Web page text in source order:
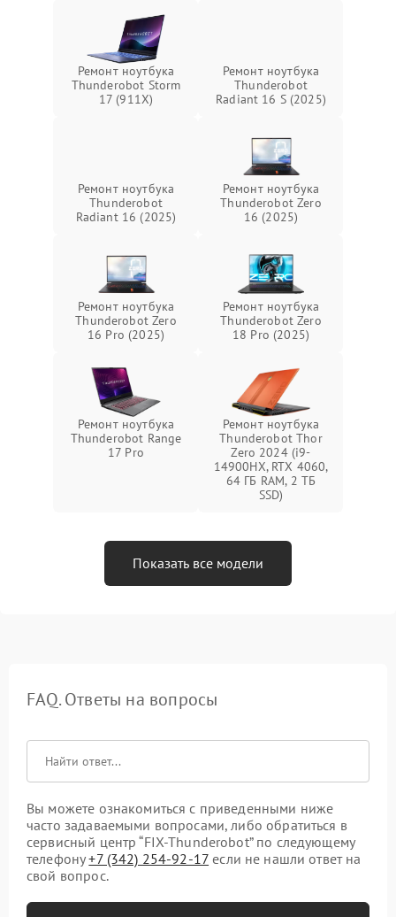
Ремонт ноутбука
Thunderobot Storm
17 (911X)
Ремонт ноутбука
Thunderobot
Radiant 16 S (2025)
Ремонт ноутбука
Thunderobot
Radiant 16 (2025)
Ремонт ноутбука
Thunderobot Zero
16 (2025)
Ремонт ноутбука
Thunderobot Zero
16 Pro (2025)
Ремонт ноутбука
Thunderobot Zero
18 Pro (2025)
Ремонт ноутбука
Thunderobot Range
17 Pro
Ремонт ноутбука
Thunderobot Thor
Zero 2024 (i9-
14900HX, RTX 4060,
64 ГБ RAM, 2 ТБ
SSD)
Показать все модели
FAQ. Ответы на вопросы
Вы можете ознакомиться с приведенными ниже
часто задаваемыми вопросами, либо обратиться в
сервисный центр “FIX-Thunderobot” по следующему
телефону+7 (342) 254-92-17 если не нашли ответ на
свой вопрос.